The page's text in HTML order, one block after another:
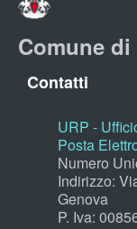
Comune di
Contatti
URP -
Posta
Numero
Indirizzo:
Genova
P. Iva: